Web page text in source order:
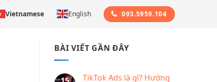
Vietnamese English 093.5959.104
BÀI VIẾT GẦN ĐÂY
TikTok Ads là gì? Hướng